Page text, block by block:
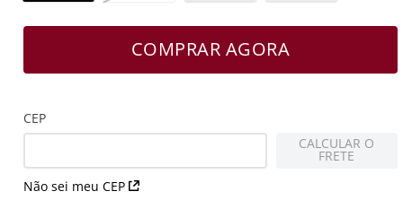
COMPRAR AGORA
CEP
Não sei meu CEP
CALCULAR O
FRETE